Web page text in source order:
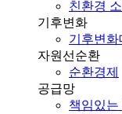
친환경
기후변화
기후변화
자원선순환
순환경제
공급망
책임있는